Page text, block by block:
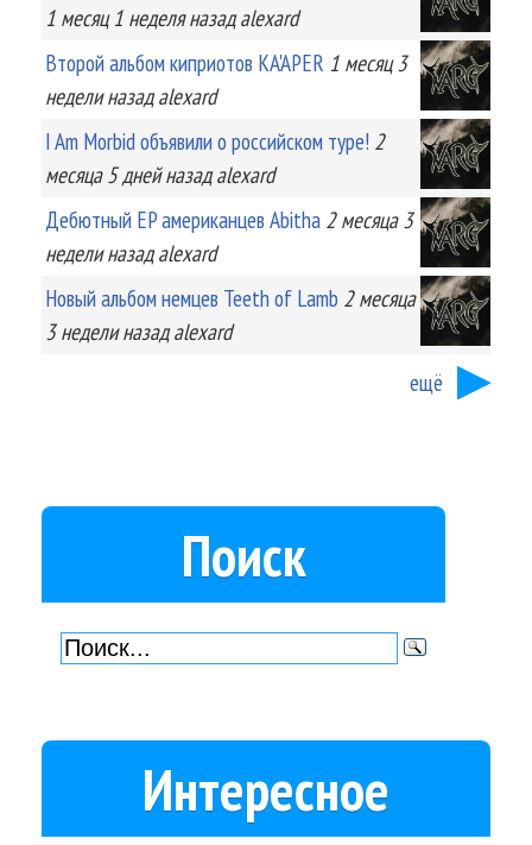
1 месяц 1 неделяназад alexard
Второй альбом киприотов KA'APER 1 месяц 3
неделиназад alexard
I Am Morbid объявили о российском туре! 2
месяца 5 днейназад alexard
Дебютный EP американцев Abitha 2 месяца 3
неделиназад alexard
Новый альбом немцев Teeth of Lamb 2 месяца
3 неделиназад alexard
ещё
Поиск
Интересное